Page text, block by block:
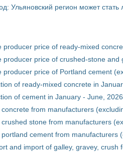
Ульяновский регион может
producer price of ready-mixed
producer price of crushed-stone and
producer price of Portland cement
of ready-mixed concrete in
of cement in January - June, 2026
from manufacturers
stone from manufacturers
cement from manufacturers
and import of galley, gravey,